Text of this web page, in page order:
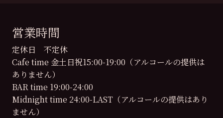
営業時間
定休日 不定休
Cafe time 金土日祝15:00-19:00（アルコールの提供は
ありません）
BAR time 19:00-24:00
Midnight time 24:00-LAST（アルコールの提供はあり
ません）